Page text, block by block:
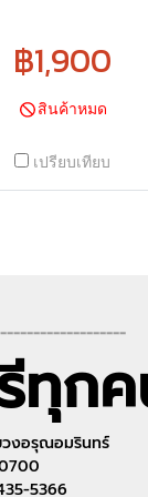
฿1,900
สินค้าหมด
เปรียบเทียบ
ทุก
งอรุณอมรินทร์
5366